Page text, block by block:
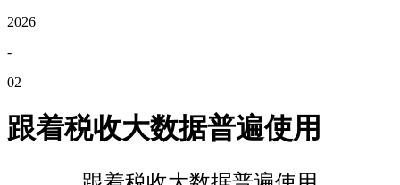
2026
-
02
跟着税收大数据普遍使用